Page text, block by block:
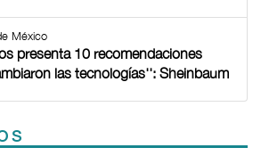
México
presenta 10 recomendaciones
las tecnologías'': Sheinbaum